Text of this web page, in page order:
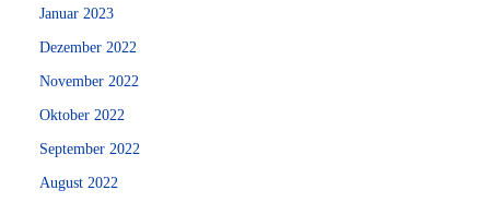
Januar 2023
Dezember 2022
November 2022
Oktober 2022
September 2022
August 2022